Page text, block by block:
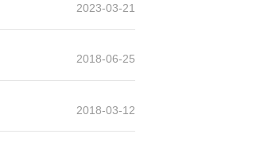
2023-03-21
2018-06-25
2018-03-12